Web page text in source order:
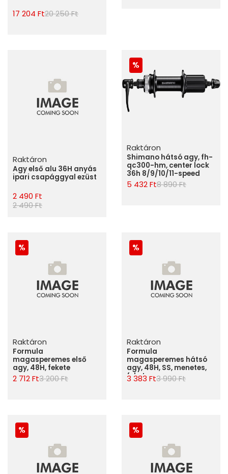
17 204 Ft20 250 Ft
Raktáron
Agy első alu 36H anyás
ipari csapággyal ezüst
2 490 Ft
2 490 Ft
Raktáron
Shimano hátsó agy, fh-
qc300-hm, center lock
36h 8/9/10/11-speed
5 432 Ft8 890 Ft
Raktáron
Formula
magasperemes első
agy, 48H, fekete
2 712 Ft3 200 Ft
Raktáron
Formula
magasperemes hátsó
agy, 48H, SS, menetes,
fekete
3 383 Ft3 990 Ft